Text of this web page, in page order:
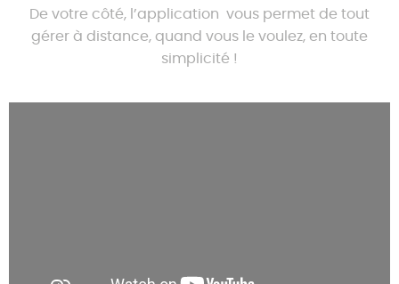
Nous contacter
De votre côté, l’application vous permet de tout
gérer à distance, quand vous le voulez, en toute
simplicité !